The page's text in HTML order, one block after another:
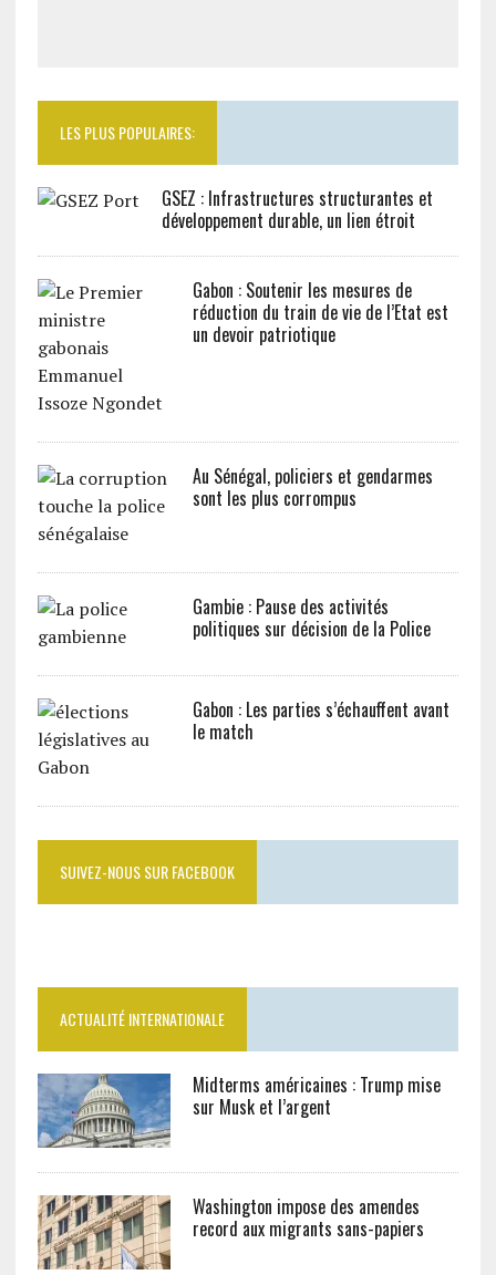
LES PLUS POPULAIRES:
GSEZ : Infrastructures structurantes et
développement durable, un lien étroit
Gabon : Soutenir les mesures de
réduction du train de vie de l’Etat est
un devoir patriotique
Au Sénégal, policiers et gendarmes
sont les plus corrompus
Gambie : Pause des activités
politiques sur décision de la Police
Gabon : Les parties s’échauffent avant
le match
SUIVEZ-NOUS SUR FACEBOOK
ACTUALITÉ INTERNATIONALE
Midterms américaines : Trump mise
sur Musk et l’argent
Washington impose des amendes
record aux migrants sans-papiers